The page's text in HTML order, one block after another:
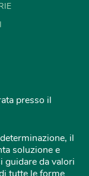
presso il
il
soluzione e
guidare da valori